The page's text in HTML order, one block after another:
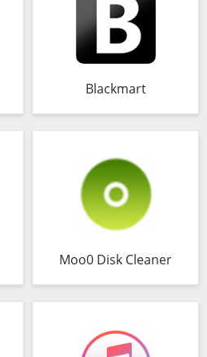
Blackmart
Moo0 Disk Cleaner